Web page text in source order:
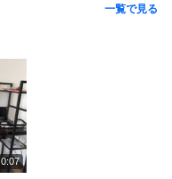
一覧で見る
0:07